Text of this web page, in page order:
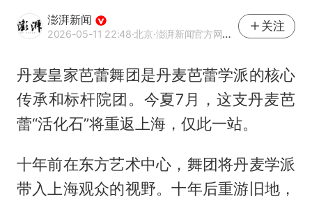
澎湃新闻
2026-05-11 22:48·北京·澎湃新闻官方网易号
关注
丹麦皇家芭蕾舞团是丹麦芭蕾学派的核心
传承和标杆院团。今夏7月，这支丹麦芭
蕾“活化石”将重返上海，仅此一站。
十年前在东方艺术中心，舞团将丹麦学派
带入上海观众的视野。十年后重游旧地，